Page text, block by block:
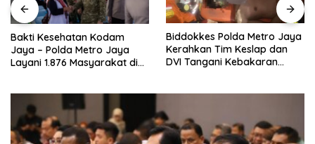
Bakti Kesehatan Kodam
Jaya – Polda Metro Jaya
Layani 1.876 Masyarakat di
Biddokkes Polda Metro Jaya
Kerahkan Tim Keslap dan
DVI Tangani Kebakaran